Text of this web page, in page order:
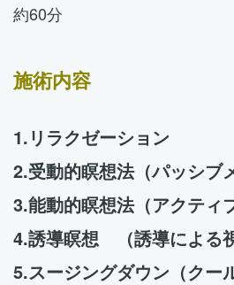
約60分
施術内容
1.リラクゼーション
2.受動的瞑想法（パッシブ
3.能動的瞑想法（アクティ
4.誘導瞑想 （誘導による
5.スージングダウン（クー